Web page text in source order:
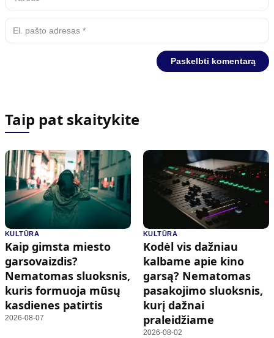
Taip pat skaitykite
KULTŪRA
Kaip gimsta miesto
garsovaizdis?
Nematomas sluoksnis,
kuris formuoja mūsų
kasdienes patirtis
2026-08-07
KULTŪRA
Kodėl vis dažniau
kalbame apie kino
garsą? Nematomas
pasakojimo sluoksnis,
kurį dažnai
praleidžiame
2026-08-02